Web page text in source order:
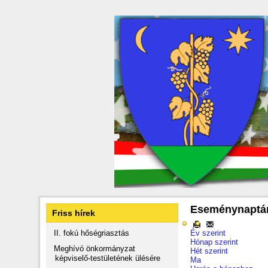
Friss hírek
II. fokú hőségriasztás
Meghívó önkormányzat
képviselő-testületének ülésére
Év szerint
Hónap szerint
Hét szerint
Ma